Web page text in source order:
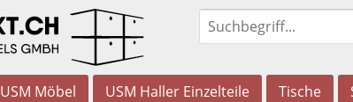
USM Möbel USM Haller Einzelteile Tische